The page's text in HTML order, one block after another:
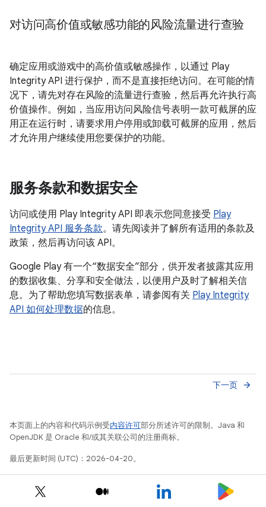
对访问高价值或敏感功能的风险流量进行查验
确定应用或游戏中的高价值或敏感操作，以通过 Play
Integrity API 进行保护，而不是直接拒绝访问。在可能的情
况下，请先对存在风险的流量进行查验，然后再允许执行高
价值操作。例如，当应用访问风险信号表明一款可截屏的应
用正在运行时，请要求用户停用或卸载可截屏的应用，然后
才允许用户继续使用您要保护的功能。
服务条款和数据安全
访问或使用 Play Integrity API 即表示您同意接受 Play
Integrity API 服务条款。请先阅读并了解所有适用的条款及
政策，然后再访问该 API。
Google Play 有一个“数据安全”部分，供开发者披露其应用
的数据收集、分享和安全做法，以便用户及时了解相关信
息。为了帮助您填写数据表单，请参阅有关 Play Integrity
API 如何处理数据的信息。
下一页 arrow_forward
本页面上的内容和代码示例受内容许可部分所述许可的限制。Java 和
OpenJDK 是 Oracle 和/或其关联公司的注册商标。
最后更新时间 (UTC)：2026-04-20。